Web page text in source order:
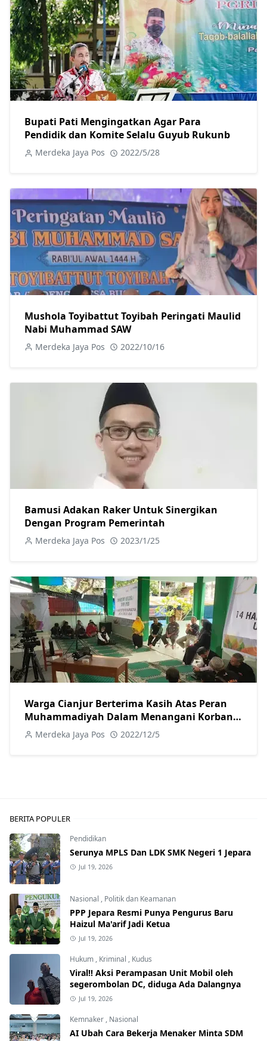
Bupati Pati Mengingatkan Agar Para
Pendidik dan Komite Selalu Guyub Rukunb
Merdeka Jaya Pos 2022/5/28
Mushola Toyibattut Toyibah Peringati Maulid
Nabi Muhammad SAW
Merdeka Jaya Pos 2022/10/16
Bamusi Adakan Raker Untuk Sinergikan
Dengan Program Pemerintah
Merdeka Jaya Pos 2023/1/25
Warga Cianjur Berterima Kasih Atas Peran
Muhammadiyah Dalam Menangani Korban
Gempa
Merdeka Jaya Pos 2022/12/5
BERITA POPULER
Pendidikan
Serunya MPLS Dan LDK SMK Negeri 1 Jepara
Jul 19, 2026
Nasional , Politik dan Keamanan
PPP Jepara Resmi Punya Pengurus Baru
Haizul Ma'arif Jadi Ketua
Jul 19, 2026
Hukum , Kriminal , Kudus
Viral!! Aksi Perampasan Unit Mobil oleh
segerombolan DC, diduga Ada Dalangnya
Jul 19, 2026
Kemnaker , Nasional
AI Ubah Cara Bekerja Menaker Minta SDM